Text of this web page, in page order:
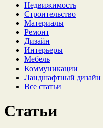
Недвижимость
Строительство
Материалы
Ремонт
Дизайн
Интерьеры
Мебель
Коммуникации
Ландшафтный дизайн
Все статьи
Статьи